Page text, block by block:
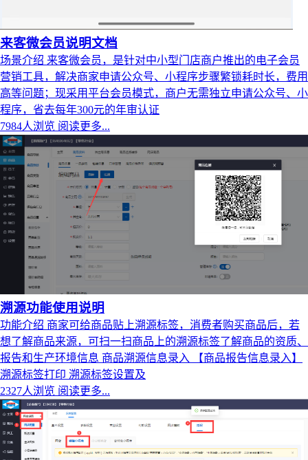
来客微会员说明文档
场景介绍 来客微会员，是针对中小型门店商户推出的电子会员
营销工具，解决商家申请公众号、小程序步骤繁锁耗时长，费用
高等问题；现采用平台会员模式，商户无需独立申请公众号、小
程序，省去每年300元的年审认证
7984人浏览 阅读更多...
溯源功能使用说明
功能介绍 商家可给商品贴上溯源标签，消费者购买商品后，若
想了解商品来源，可扫一扫商品上的溯源标签了解商品的资质、
报告和生产环境信息 商品溯源信息录入 【商品报告信息录入】
溯源标签打印 溯源标签设置及
2327人浏览 阅读更多...